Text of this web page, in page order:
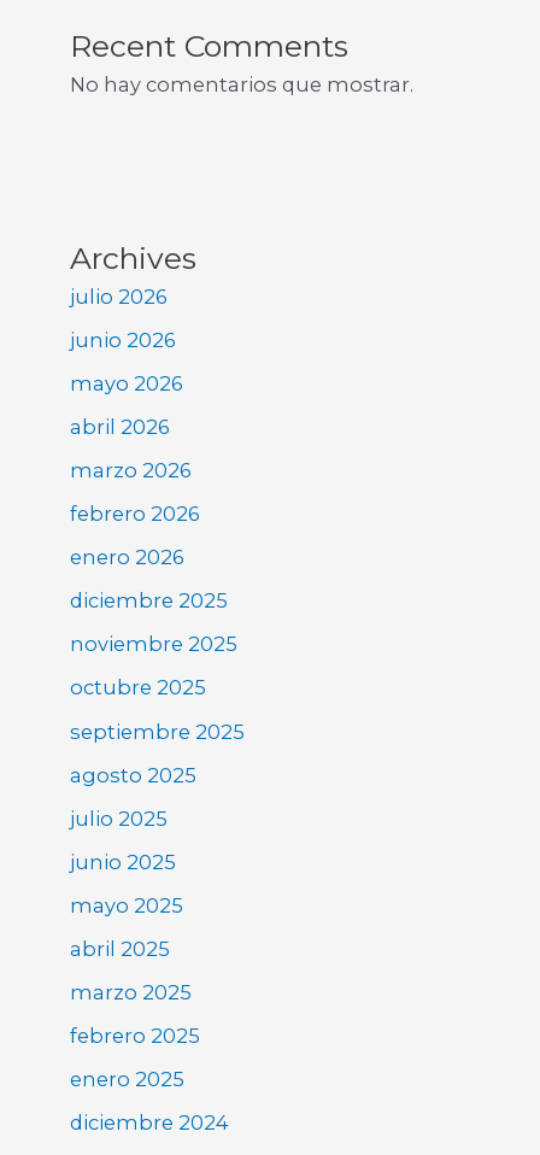
Recent Comments
No hay comentarios que mostrar.
Archives
julio 2026
junio 2026
mayo 2026
abril 2026
marzo 2026
febrero 2026
enero 2026
diciembre 2025
noviembre 2025
octubre 2025
septiembre 2025
agosto 2025
julio 2025
junio 2025
mayo 2025
abril 2025
marzo 2025
febrero 2025
enero 2025
diciembre 2024